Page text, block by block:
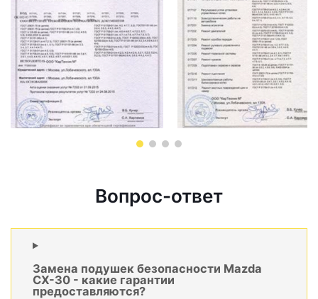
Вопрос-ответ
Замена подушек безопасности Mazda
CX-30 - какие гарантии
предоставляются?